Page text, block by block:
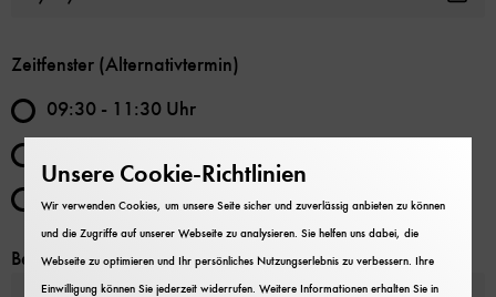
Zeitfenster (Alternativtermin)
09:30 - 11:30 Uhr
egal
Besonderheiten / Was müssen wir beachten?
Unsere Cookie-Richtlinien
Wir verwenden Cookies, um unsere Seite sicher und zuverlässig anbieten zu können
und die Zugriffe auf unserer Webseite zu analysieren. Sie helfen uns dabei, die
Webseite zu optimieren und Ihr persönliches Nutzungserlebnis zu verbessern. Ihre
Einwilligung können Sie jederzeit widerrufen. Weitere Informationen erhalten Sie in